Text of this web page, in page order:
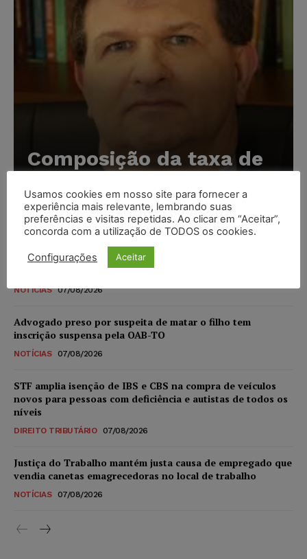
Composição da taxa de
juros
Carlos Henrique Abrão - 07/08/2026
Meta é alvo de denúncia após anúncios com conteúdo
sexual infantil gerado por IA circularem em suas
NOTÍCIAS 07/08/2026
Advogado preso por suspeita de matar o filho tem
inscrição suspensa pela OAB-TO
NOTÍCIAS 07/08/2026
STF amplia isenção de IBS e CBS na compra de veículos
novos para pessoas com deficiência e autistas de todos os
níveis
DIREITO TRIBUTÁRIO 07/08/2026
Justiça do Trabalho mantém justa causa de empregado que
vendia canetas emagrecedoras no local de trabalho
NOTÍCIAS 07/08/2026
Usamos cookies em nosso site para fornecer a
experiência mais relevante, lembrando suas
preferências e visitas repetidas. Ao clicar em “Aceitar”,
concorda com a utilização de TODOS os cookies.
Configurações Aceitar